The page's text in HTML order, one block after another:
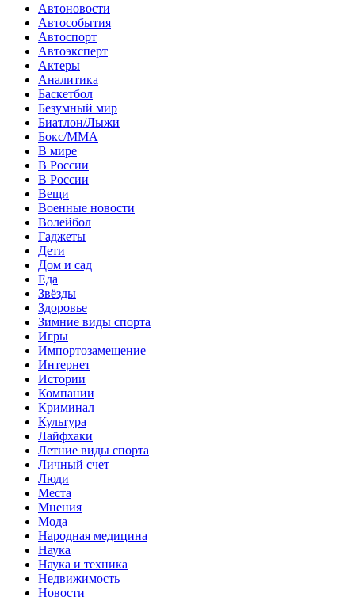
Автоновости
Автособытия
Автоспорт
Автоэксперт
Актеры
Аналитика
Баскетбол
Безумный мир
Биатлон/Лыжи
Бокс/MMA
В мире
В России
В России
Вещи
Военные новости
Волейбол
Гаджеты
Дети
Дом и сад
Еда
Звёзды
Здоровье
Зимние виды спорта
Игры
Импортозамещение
Интернет
Истории
Компании
Криминал
Культура
Лайфхаки
Летние виды спорта
Личный счет
Люди
Места
Мнения
Мода
Народная медицина
Наука
Наука и техника
Недвижимость
Новости